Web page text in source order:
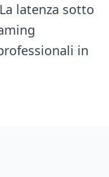
latenza sotto
in